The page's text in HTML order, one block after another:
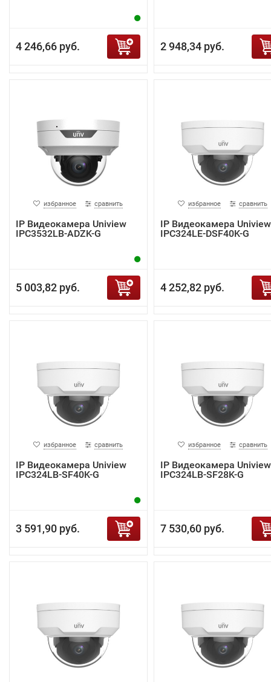
4 246,66 руб. 2 948,34 руб.
избранное сравнить
IP Видеокамера Uniview
IPC3532LB-ADZK-G
5 003,82 руб.
избранное сравнить
IP Видеокамера Uniview
IPC324LE-DSF40K-G
4 252,82 руб.
избранное сравнить
IP Видеокамера Uniview
IPC324LB-SF40K-G
3 591,90 руб.
избранное сравнить
IP Видеокамера Uniview
IPC324LB-SF28K-G
7 530,60 руб.